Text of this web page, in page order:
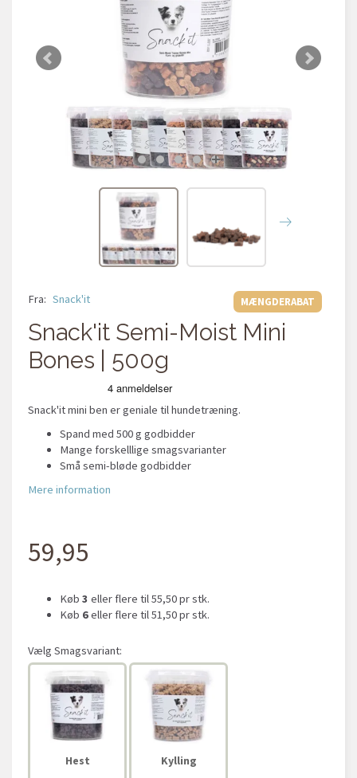
MÆNGDERABAT
Fra: Snack'it
Snack'it Semi-Moist Mini
Bones | 500g
Snack'it mini ben er geniale til hundetræning.
Spand med 500 g godbidder
Mange forskelllige smagsvarianter
Små semi-bløde godbidder
Mere information
59,95
Køb 3 eller flere til55,50pr stk.
Køb 6eller flere til51,50pr stk.
Vælg Smagsvariant:
Hest Kylling